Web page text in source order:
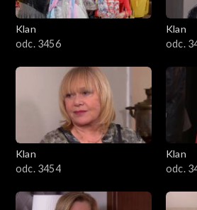
Klan
odc. 3456
Klan
odc.
Klan
odc. 3454
Klan
odc.